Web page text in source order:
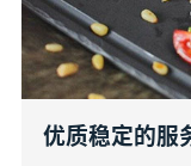
优质稳定的服